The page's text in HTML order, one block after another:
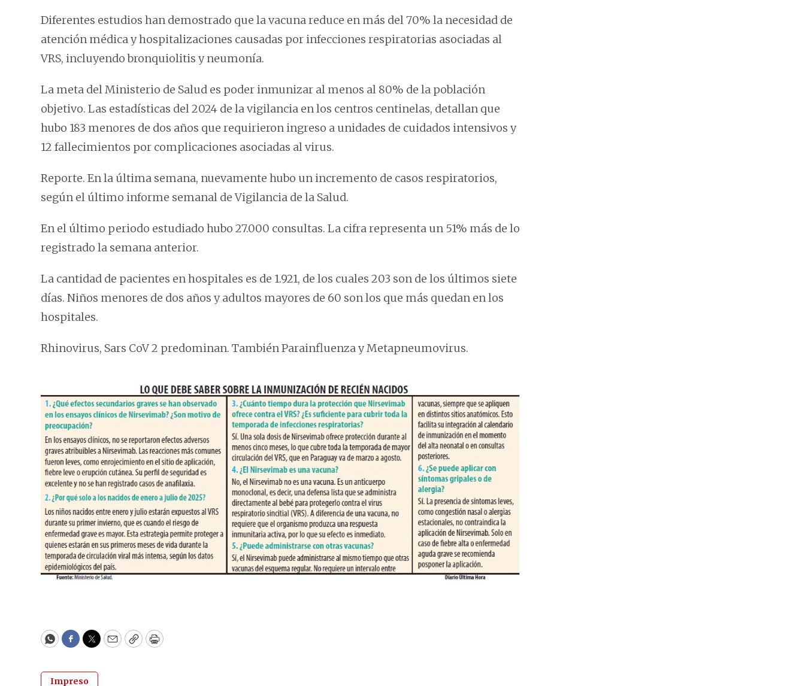
Diferentes estudios han demostrado que la vacuna reduce en más del 70% la necesidad de
atención médica y hospitalizaciones causadas por infecciones respiratorias asociadas al
VRS, incluyendo bronquiolitis y neumonía.
La meta del Ministerio de Salud es poder inmunizar al menos al 80% de la población
objetivo. Las estadísticas del 2024 de la vigilancia en los centros centinelas, detallan que
hubo 183 menores de dos años que requirieron ingreso a unidades de cuidados intensivos y
12 fallecimientos por complicaciones asociadas al virus.
Reporte. En la última semana, nuevamente hubo un incremento de casos respiratorios,
según el último informe semanal de Vigilancia de la Salud.
En el último periodo estudiado hubo 27.000 consultas. La cifra representa un 51% más de lo
registrado la semana anterior.
La cantidad de pacientes en hospitales es de 1.921, de los cuales 203 son de los últimos siete
días. Niños menores de dos años y adultos mayores de 60 son los que más quedan en los
hospitales.
Rhinovirus, Sars CoV 2 predominan. También Parainfluenza y Metapneumovirus.
WhatsApp
Facebook
Twitter
EmailCopyPrint
Impreso